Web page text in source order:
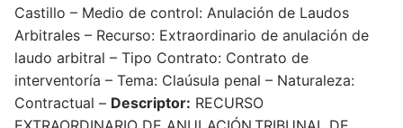
Castillo – Medio de control: Anulación de Laudos
Arbitrales – Recurso: Extraordinario de anulación de
laudo arbitral – Tipo Contrato: Contrato de
interventoría – Tema: Claúsula penal – Naturaleza:
Contractual – Descriptor: RECURSO